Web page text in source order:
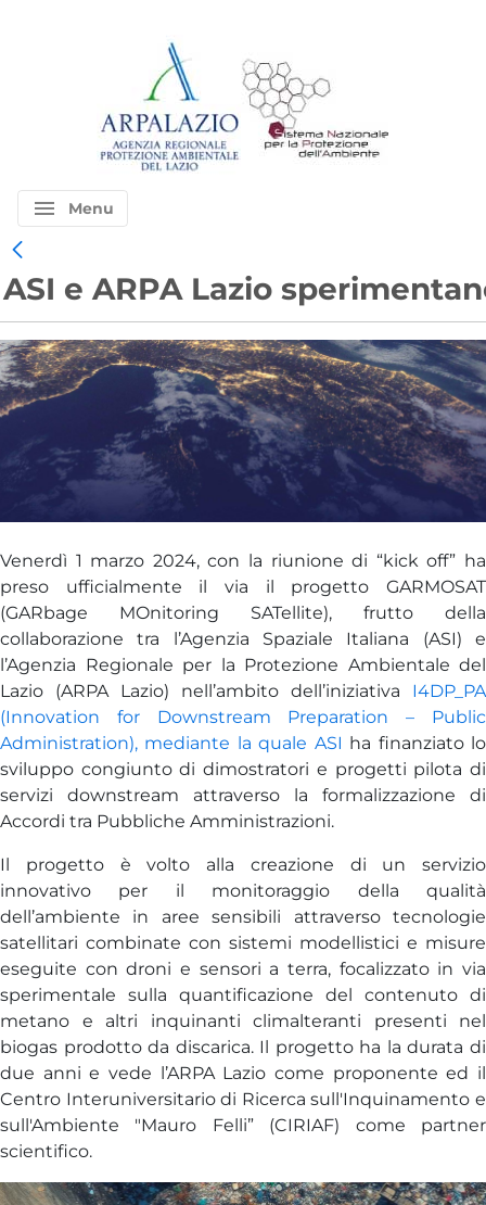
menu Menu
ASI e ARPA Lazio
Venerdì 1 marzo 2024, con la riunione di “kick off” ha
preso ufficialmente il via il progetto GARMOSAT
(GARbage MOnitoring SATellite), frutto della
collaborazione tra l’Agenzia Spaziale Italiana (ASI) e
l’Agenzia Regionale per la Protezione Ambientale del
Lazio (ARPA Lazio) nell’ambito dell’iniziativa I4DP_PA
(Innovation for Downstream Preparation – Public
Administration), mediante la quale ASI ha finanziato lo
sviluppo congiunto di dimostratori e progetti pilota di
servizi downstream attraverso la formalizzazione di
Accordi tra Pubbliche Amministrazioni.
Il progetto è volto alla creazione di un servizio
innovativo per il monitoraggio della qualità
dell’ambiente in aree sensibili attraverso tecnologie
satellitari combinate con sistemi modellistici e misure
eseguite con droni e sensori a terra, focalizzato in via
sperimentale sulla quantificazione del contenuto di
metano e altri inquinanti climalteranti presenti nel
biogas prodotto da discarica. Il progetto ha la durata di
due anni e vede l’ARPA Lazio come proponente ed il
Centro Interuniversitario di Ricerca sull'Inquinamento e
sull'Ambiente "Mauro Felli” (CIRIAF) come partner
scientifico.